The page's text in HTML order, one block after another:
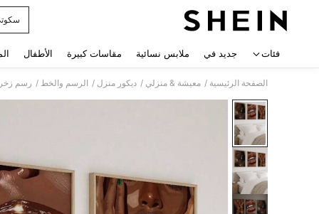
فئات جديد في ملابس نسائية مقاسات كبيرة الأطفال
الصفحة الرئيسية / معيشة & منزلي / ديكور منزل / الرسم والخط / رسم